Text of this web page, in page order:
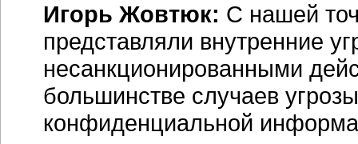
Игорь Жовтюк: С нашей
представляли внутренние
несанкционированными
большинстве случаев
конфиденциальной